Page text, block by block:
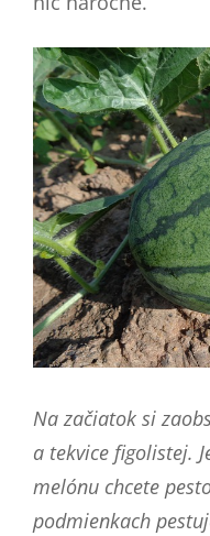
Na začiatok si
a tekvice figolistej.
melónu chcete
podmienkach